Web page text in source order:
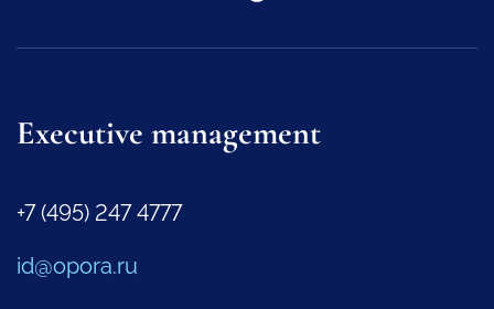
Executive management
+7 (495) 247 4777
id@opora.ru